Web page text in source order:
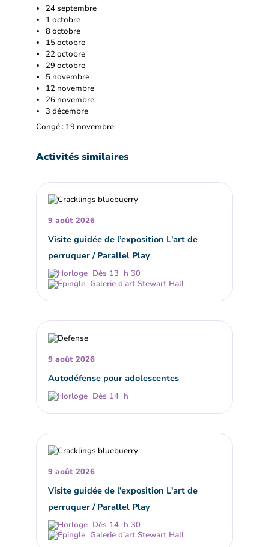
24 septembre
1 octobre
8 octobre
15 octobre
22 octobre
29 octobre
5 novembre
12 novembre
26 novembre
3 décembre
Congé : 19 novembre
Activités similaires
9 août 2026
Visite guidée de l’exposition L'art de
perruquer / Parallel Play
Dès 13 h 30
Galerie d'art Stewart Hall
9 août 2026
Autodéfense pour adolescentes
Dès 14 h
9 août 2026
Visite guidée de l’exposition L'art de
perruquer / Parallel Play
Dès 14 h 30
Galerie d'art Stewart Hall